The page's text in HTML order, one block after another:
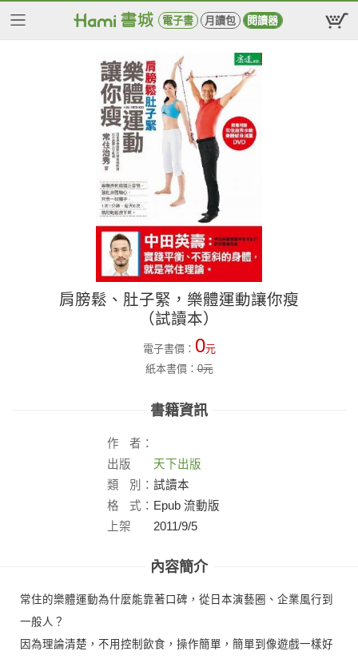
電子書 月讀包 閱讀器
肩膀鬆、肚子緊，樂體運動讓你瘦
（試讀本）
電子書價： 0元
紙本書價：0元
書籍資訊
作
者：
出版
社：
天下出版
類
別： 試讀本
格
式： Epub 流動版
上架
2011/9/5
內容簡介
常住的樂體運動為什麼能靠著口碑，從日本演藝圈、企業風行到
一般人？
因為理論清楚，不用控制飲食，操作簡單，簡單到像遊戲一樣好